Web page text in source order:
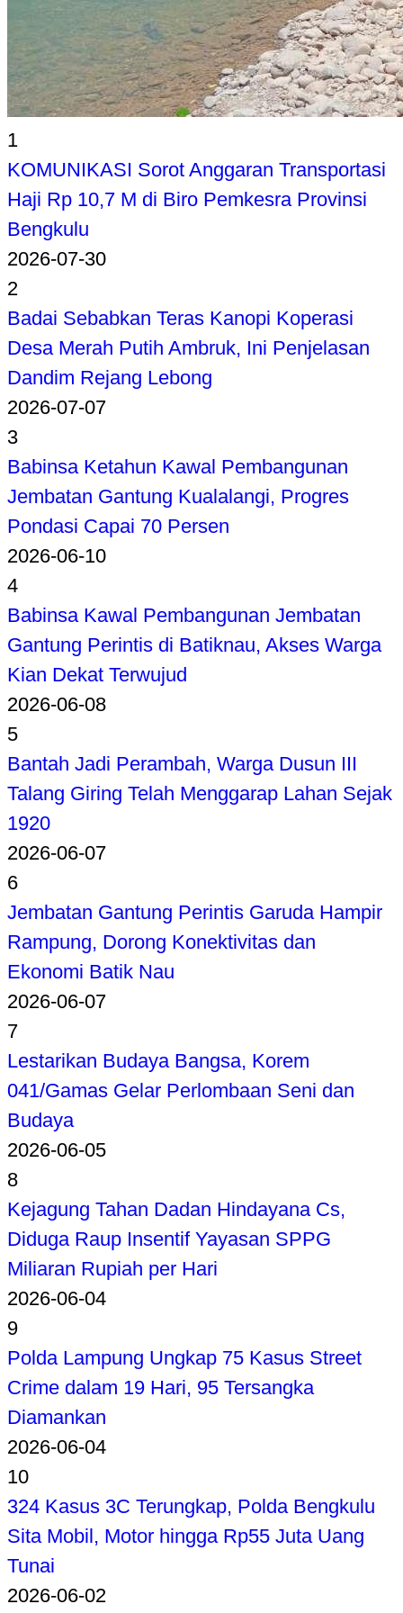
1
KOMUNIKASI Sorot Anggaran Transportasi
Haji Rp 10,7 M di Biro Pemkesra Provinsi
Bengkulu
2026-07-30
2
Badai Sebabkan Teras Kanopi Koperasi
Desa Merah Putih Ambruk, Ini Penjelasan
Dandim Rejang Lebong
2026-07-07
3
Babinsa Ketahun Kawal Pembangunan
Jembatan Gantung Kualalangi, Progres
Pondasi Capai 70 Persen
2026-06-10
4
Babinsa Kawal Pembangunan Jembatan
Gantung Perintis di Batiknau, Akses Warga
Kian Dekat Terwujud
2026-06-08
5
Bantah Jadi Perambah, Warga Dusun III
Talang Giring Telah Menggarap Lahan Sejak
1920
2026-06-07
6
Jembatan Gantung Perintis Garuda Hampir
Rampung, Dorong Konektivitas dan
Ekonomi Batik Nau
2026-06-07
7
Lestarikan Budaya Bangsa, Korem
041/Gamas Gelar Perlombaan Seni dan
Budaya
2026-06-05
8
Kejagung Tahan Dadan Hindayana Cs,
Diduga Raup Insentif Yayasan SPPG
Miliaran Rupiah per Hari
2026-06-04
9
Polda Lampung Ungkap 75 Kasus Street
Crime dalam 19 Hari, 95 Tersangka
Diamankan
2026-06-04
10
324 Kasus 3C Terungkap, Polda Bengkulu
Sita Mobil, Motor hingga Rp55 Juta Uang
Tunai
2026-06-02